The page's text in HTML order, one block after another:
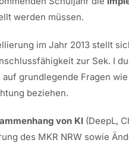
werden müssen.
im Jahr 2013 stellt
zur Sek. I
grundlegende Fragen
beziehen.
von KI(DeepL,
des MKR NRW sowie